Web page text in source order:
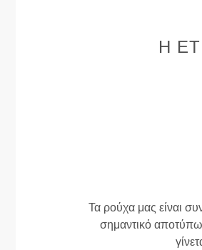
Η
Τα ρούχα μας είναι
σημαντικό